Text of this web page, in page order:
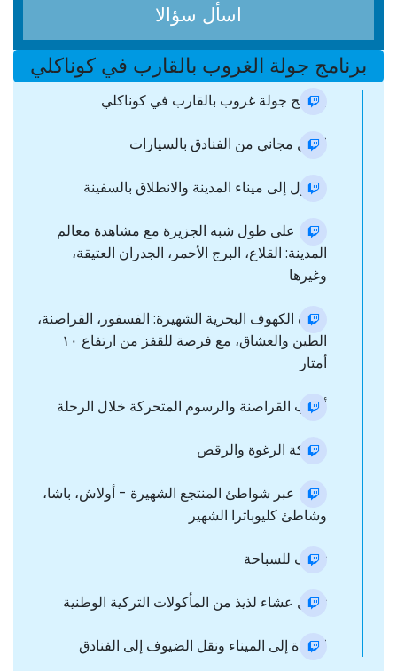
اسأل سؤالا
برنامج جولة الغروب بالقارب في كوناكلي
برنامج جولة غروب بالقارب في كوناكلي
النقل مجاني من الفنادق بالسيارات
وصول إلى ميناء المدينة والانطلاق بالسفينة
رحلة على طول شبه الجزيرة مع مشاهدة معالم
المدينة: القلاع، البرج الأحمر، الجدران العتيقة،
وغيرها
زيارة الكهوف البحرية الشهيرة: الفسفور، القراصنة،
الطين والعشاق، مع فرصة للقفز من ارتفاع ١٠
أمتار
ألعاب القراصنة والرسوم المتحركة خلال الرحلة
معركة الرغوة والرقص
رحلة عبر شواطئ المنتجع الشهيرة - أولاش، باشا،
وشاطئ كليوباترا الشهير
توقف للسباحة
تناول عشاء لذيذ من المأكولات التركية الوطنية
العودة إلى الميناء ونقل الضيوف إلى الفنادق